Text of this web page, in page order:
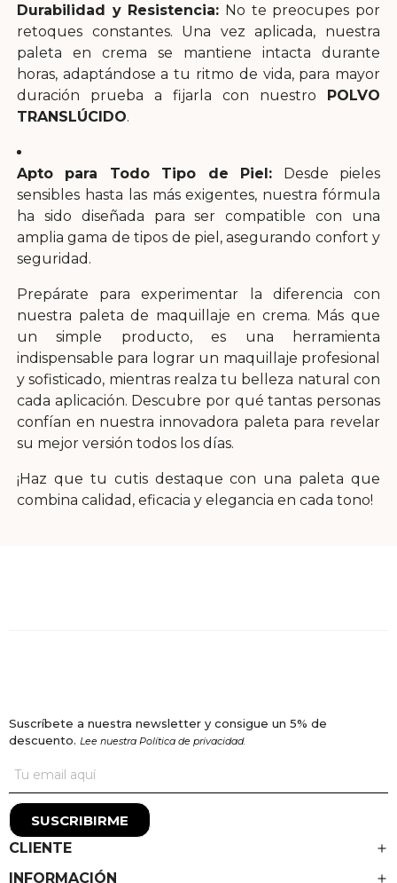
Durabilidad y Resistencia: No te preocupes por
retoques constantes. Una vez aplicada, nuestra
paleta en crema se mantiene intacta durante
horas, adaptándose a tu ritmo de vida, para mayor
duración prueba a fijarla con nuestro POLVO
TRANSLÚCIDO.
Apto para Todo Tipo de Piel: Desde pieles
sensibles hasta las más exigentes, nuestra fórmula
ha sido diseñada para ser compatible con una
amplia gama de tipos de piel, asegurando confort y
seguridad.
Prepárate para experimentar la diferencia con
nuestra paleta de maquillaje en crema. Más que
un simple producto, es una herramienta
indispensable para lograr un maquillaje profesional
y sofisticado, mientras realza tu belleza natural con
cada aplicación. Descubre por qué tantas personas
confían en nuestra innovadora paleta para revelar
su mejor versión todos los días.
¡Haz que tu cutis destaque con una paleta que
combina calidad, eficacia y elegancia en cada tono!
Suscríbete a nuestra newsletter y consigue un 5% de
descuento. Lee nuestra Política de privacidad.
SUSCRIBIRME
CLIENTE
INFORMACIÓN